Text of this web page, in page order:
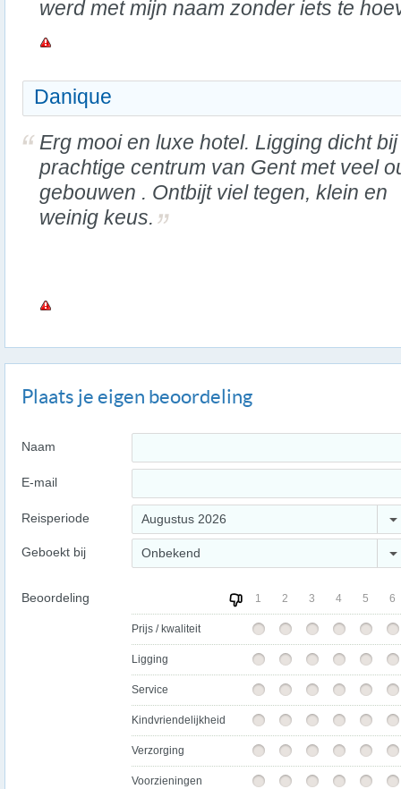
werd met mijn naam zonder iets te
Danique
Erg mooi en luxe hotel. Ligging dicht
prachtige centrum van Gent met veel
gebouwen . Ontbijt viel tegen, klein en
weinig keus.
Plaats je eigen beoordeling
Naam
E-mail
Reisperiode Augustus 2026
Geboekt bij Onbekend
Beoordeling 1 2 3 4 5 6
Prijs / kwaliteit
Ligging
Service
Kindvriendelijkheid
Verzorging
Voorzieningen